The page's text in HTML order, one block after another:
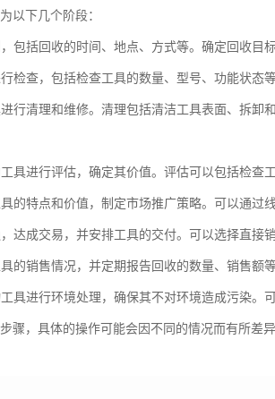
以下几个阶段：
包括回收的时间、地点、方式等。确定回收目
检查，包括检查工具的数量、型号、功能状态
行清理和维修。清理包括清洁工具表面、拆卸
具进行评估，确定其价值。评估可以包括检查
的特点和价值，制定市场推广策略。可以通过
达成交易，并安排工具的交付。可以选择直接
的销售情况，并定期报告回收的数量、销售额
具进行环境处理，确保其不对环境造成污染。
骤，具体的操作可能会因不同的情况而有所差